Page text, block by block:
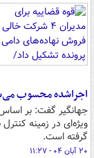
اجراشده محسوب
جهانگیر گفت: بر
ویژه‌ای در زمینه کنترل
گرفته است.
۲۰ آبان ۰۴ - ۱۱:۲۷